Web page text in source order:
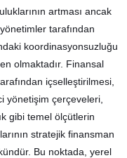
artması ancak
tarafından
koordinasyonsuzluğu
olmaktadır. Finansal
içselleştirilmesi,
yönetişim çerçeveleri,
gibi temel ölçütlerin
stratejik finansman
Bu noktada, yerel